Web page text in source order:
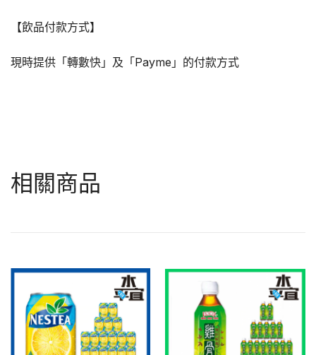
【飲品付款方式】
現時提供「轉數快」及「Payme」的付款方式
相關商品